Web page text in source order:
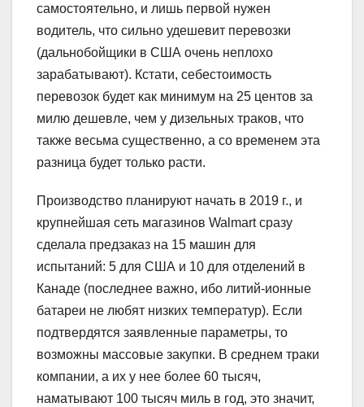
самостоятельно, и лишь первой нужен
водитель, что сильно удешевит перевозки
(дальнобойщики в США очень неплохо
зарабатывают). Кстати, себестоимость
перевозок будет как минимум на 25 центов за
милю дешевле, чем у дизельных траков, что
также весьма существенно, а со временем эта
разница будет только расти.
Производство планируют начать в 2019 г., и
крупнейшая сеть магазинов Walmart сразу
сделала предзаказ на 15 машин для
испытаний: 5 для США и 10 для отделений в
Канаде (последнее важно, ибо литий-ионные
батареи не любят низких температур). Если
подтвердятся заявленные параметры, то
возможны массовые закупки. В среднем траки
компании, а их у нее более 60 тысяч,
наматывают 100 тысяч миль в год, это значит,